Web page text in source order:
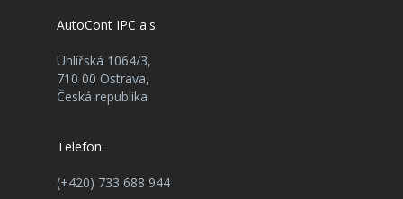
AutoCont IPC a.s.
Uhlířská 1064/3,
710 00 Ostrava,
Česká republika
Telefon:
(+420) 733 688 944